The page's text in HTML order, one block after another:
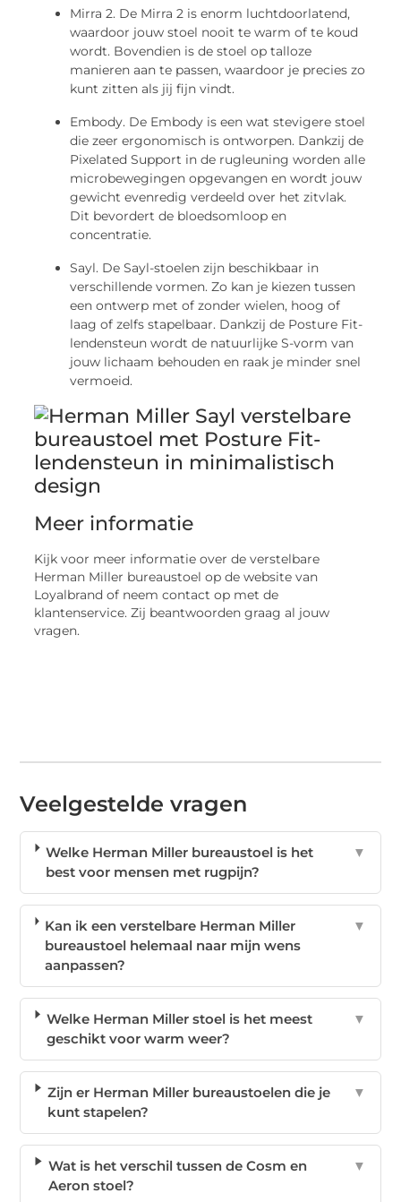
Mirra 2. De Mirra 2 is enorm luchtdoorlatend,
waardoor jouw stoel nooit te warm of te koud
wordt. Bovendien is de stoel op talloze
manieren aan te passen, waardoor je precies zo
kunt zitten als jij fijn vindt.
Embody. De Embody is een wat stevigere stoel
die zeer ergonomisch is ontworpen. Dankzij de
Pixelated Support in de rugleuning worden alle
microbewegingen opgevangen en wordt jouw
gewicht evenredig verdeeld over het zitvlak.
Dit bevordert de bloedsomloop en
concentratie.
Sayl. De Sayl-stoelen zijn beschikbaar in
verschillende vormen. Zo kan je kiezen tussen
een ontwerp met of zonder wielen, hoog of
laag of zelfs stapelbaar. Dankzij de Posture Fit-
lendensteun wordt de natuurlijke S-vorm van
jouw lichaam behouden en raak je minder snel
vermoeid.
Meer informatie
Kijk voor meer informatie over de verstelbare
Herman Miller bureaustoel op de website van
Loyalbrand of neem contact op met de
klantenservice. Zij beantwoorden graag al jouw
vragen.
Veelgestelde vragen
Welke Herman Miller bureaustoel is het
best voor mensen met rugpijn?
▼
Kan ik een verstelbare Herman Miller
bureaustoel helemaal naar mijn wens
aanpassen?
▼
Welke Herman Miller stoel is het meest
geschikt voor warm weer?
▼
Zijn er Herman Miller bureaustoelen die je
kunt stapelen?
▼
Wat is het verschil tussen de Cosm en
Aeron stoel?
▼